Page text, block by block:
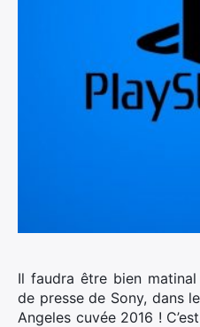
Il faudra être bien
de presse de Sony, dans
Angeles cuvée 2016 !